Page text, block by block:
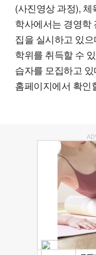
(사진영상 과정),
학사에서는 경영학
집을 실시하고 있
학위를 취득할 수
습자를 모집하고
홈페이지에서 확인